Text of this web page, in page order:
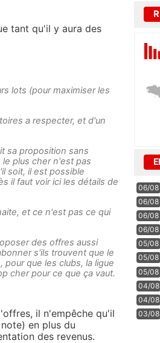
tant qu'il y aura des
lots (pour maximiser les
a respecter, et d'un
sa proposition sans
plus cher n'est pas
soit, il est possible
il faut voir ici les détails de
et ce n'est pas ce qui
des offres aussi
s'ils trouvent que le
que les clubs, la ligue
cher pour ce que ça vaut.
il n'empêche qu'il
en plus du
des revenus.
06/08
06/08
06/08
06/08
05/08
05/08
05/08
04/08
04/08
03/08